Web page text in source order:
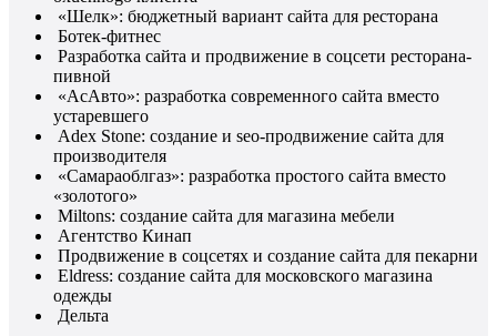
«Шелк»: бюджетный вариант сайта для ресторана
Ботек-фитнес
Разработка сайта и продвижение в соцсети ресторана-
пивной
«АсАвто»: разработка современного сайта вместо
устаревшего
Adex Stone: создание и seo-продвижение сайта для
производителя
«Самараоблгаз»: разработка простого сайта вместо
«золотого»
Miltons: создание сайта для магазина мебели
Агентство Кинап
Продвижение в соцсетях и создание сайта для пекарни
Eldress: создание сайта для московского магазина
одежды
Дельта